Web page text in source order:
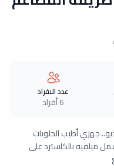
عدد الافراد
6 أفراد
جهزي أطيب الحلويات
ميلفيه بالكاسترد على